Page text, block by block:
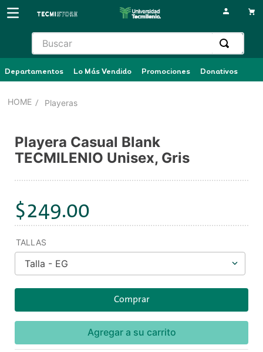
Buscar
Departamentos Lo Más Vendido Promociones Donativos
Playeras
Playera Casual Blank
TECMILENIO Unisex, Gris
$249.00
TALLAS
Talla - EG
Comprar
Agregar a su carrito